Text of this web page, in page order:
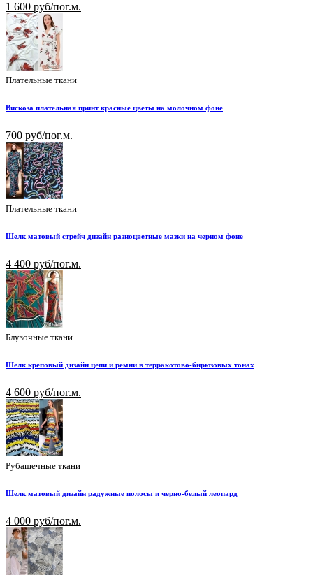
1 600 руб/пог.м.
Плательные ткани
Вискоза плательная принт красные цветы на молочном фоне
700 руб/пог.м.
Плательные ткани
Шелк матовый стрейч дизайн разноцветные мазки на черном фоне
4 400 руб/пог.м.
Блузочные ткани
Шелк креповый дизайн цепи и ремни в терракотово-бирюзовых тонах
4 600 руб/пог.м.
Рубашечные ткани
Шелк матовый дизайн радужные полосы и черно-белый леопард
4 000 руб/пог.м.